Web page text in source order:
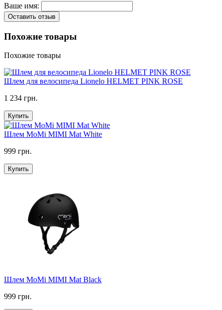
Ваше имя:
Оставить отзыв
Похожие товары
Похожие товары
Шлем для велосипеда Lionelo HELMET PINK ROSE
1 234 грн.
Купить
Шлем MoMi MIMI Mat White
999 грн.
Купить
Шлем MoMi MIMI Mat Black
999 грн.